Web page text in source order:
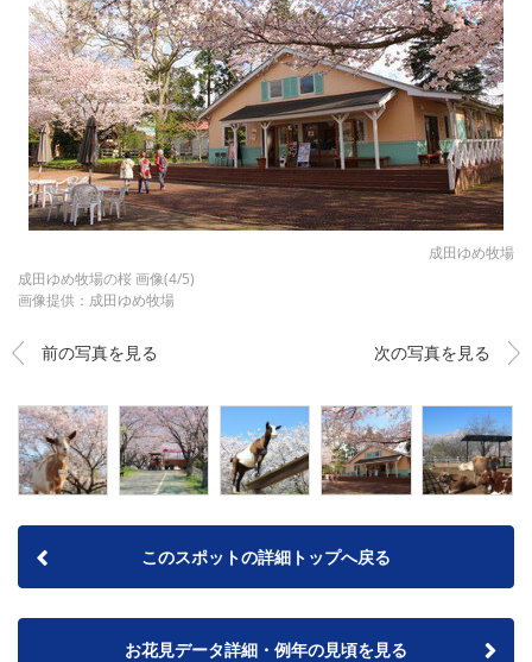
成田ゆめ牧場
成田ゆめ牧場の桜 画像(4/5)
画像提供：成田ゆめ牧場
前の写真を見る 次の写真を見る
このスポットの詳細トップへ戻る
お花見データ詳細・例年の見頃を見る